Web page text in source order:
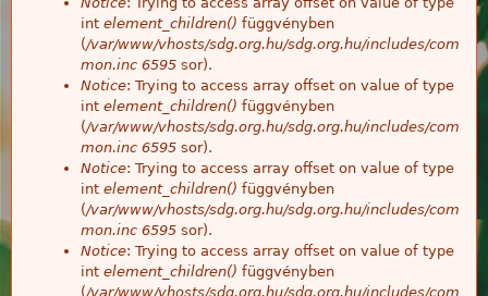
int element_children() függvényben
(/var/www/vhosts/sdg.org.hu/sdg.org.hu/includes/com
mon.inc 6595 sor).
Notice: Trying to access array offset on value of type
int element_children() függvényben
(/var/www/vhosts/sdg.org.hu/sdg.org.hu/includes/com
mon.inc 6595 sor).
Notice: Trying to access array offset on value of type
int element_children() függvényben
(/var/www/vhosts/sdg.org.hu/sdg.org.hu/includes/com
mon.inc 6595 sor).
Notice: Trying to access array offset on value of type
int element_children() függvényben
(/var/www/vhosts/sdg.org.hu/sdg.org.hu/includes/com